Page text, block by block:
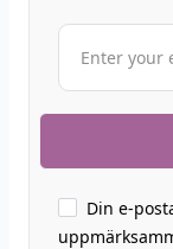
Din e-